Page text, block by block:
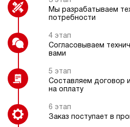
Регулятор расхода
Мы разрабатываем
потребности
4 этап
Согласовываем
вами
5 этап
Составляем договор
на оплату
6 этап
Заказ поступает в